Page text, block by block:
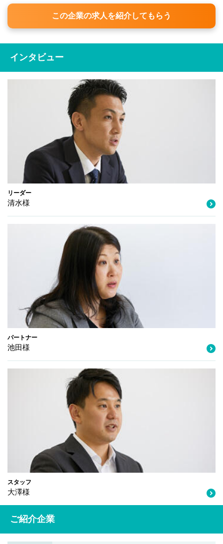
ご紹介企業
インタビュー
リーダー
清水様
パートナー
池田様
スタッフ
大澤様
この企業の求人を紹介してもらう